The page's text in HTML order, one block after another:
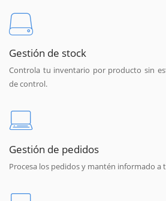
Gestión de stock
Controla tu inventario por producto sin
de control.
Gestión de pedidos
Procesa los pedidos y mantén informado a